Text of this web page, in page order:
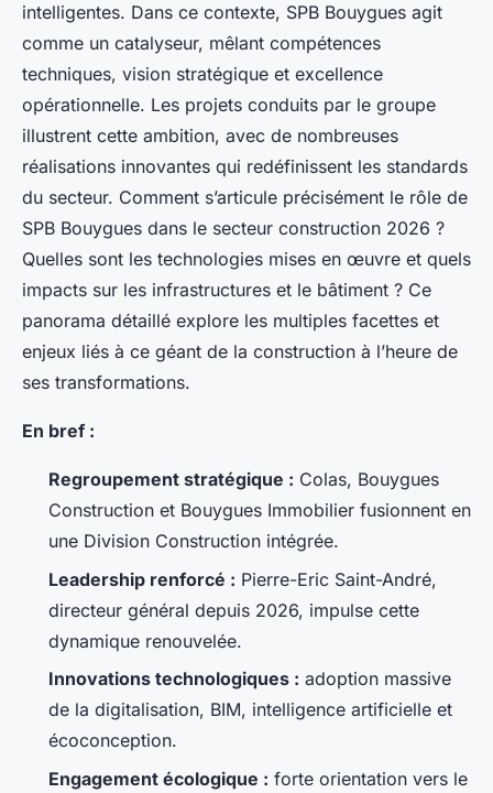
intelligentes. Dans ce contexte, SPB Bouygues agit
comme un catalyseur, mêlant compétences
techniques, vision stratégique et excellence
opérationnelle. Les projets conduits par le groupe
illustrent cette ambition, avec de nombreuses
réalisations innovantes qui redéfinissent les standards
du secteur. Comment s’articule précisément le rôle de
SPB Bouygues dans le secteur construction 2026 ?
Quelles sont les technologies mises en œuvre et quels
impacts sur les infrastructures et le bâtiment ? Ce
panorama détaillé explore les multiples facettes et
enjeux liés à ce géant de la construction à l’heure de
ses transformations.
En bref :
Regroupement stratégique : Colas, Bouygues
Construction et Bouygues Immobilier fusionnent en
une Division Construction intégrée.
Leadership renforcé : Pierre-Eric Saint-André,
directeur général depuis 2026, impulse cette
dynamique renouvelée.
Innovations technologiques : adoption massive
de la digitalisation, BIM, intelligence artificielle et
écoconception.
Engagement écologique : forte orientation vers le